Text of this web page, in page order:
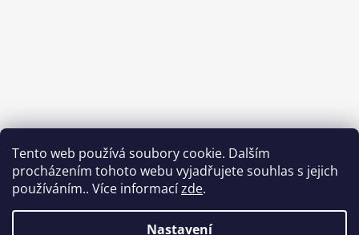
Tento web používá soubory cookie. Dalším
procházením tohoto webu vyjadřujete souhlas s jejich
používáním.. Více informacízde.
Nastavení